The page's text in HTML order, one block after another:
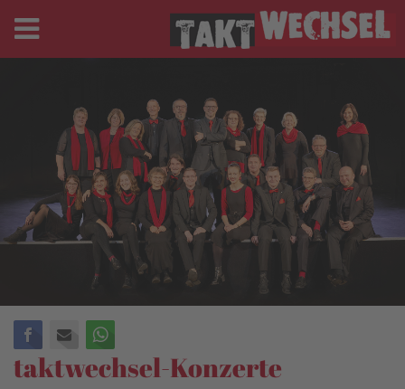
Facebook
E-mail
taktwechsel-Konzerte